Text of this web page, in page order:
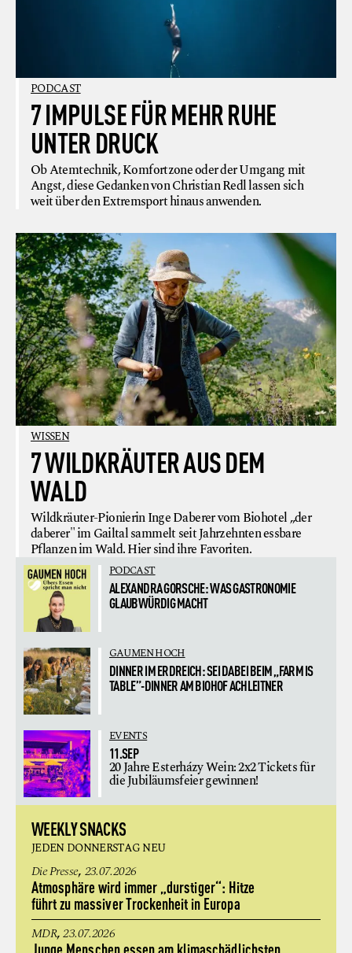
PODCAST
ALEXANDRA GORSCHE: WAS GASTRONOMIE
GLAUBWÜRDIG MACHT
GAUMEN HOCH
DINNER IM ERDREICH: SEI DABEI BEIM „FARM IS
TABLE”-DINNER AM BIOHOF ACHLEITNER
EVENTS
11.SEP
20 Jahre Esterházy Wein: 2x2 Tickets für
die Jubiläumsfeier gewinnen!
PODCAST
7 IMPULSE FÜR MEHR RUHE
UNTER DRUCK
Ob Atemtechnik, Komfortzone oder der Umgang mit
Angst, diese Gedanken von Christian Redl lassen sich
weit über den Extremsport hinaus anwenden.
WISSEN
7 WILDKRÄUTER AUS DEM
WALD
Wildkräuter-Pionierin Inge Daberer vom Biohotel „der
daberer" im Gailtal sammelt seit Jahrzehnten essbare
Pflanzen im Wald. Hier sind ihre Favoriten.
WEEKLY SNACKS
JEDEN DONNERSTAG NEU
Die Presse, 23.07.2026
Atmosphäre wird immer „durstiger“: Hitze
führt zu massiver Trockenheit in Europa
MDR,23.07.2026